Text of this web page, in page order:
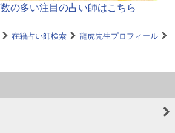
の多い注目の占い師はこちら
在籍占い師検索
龍虎先生プロフィール